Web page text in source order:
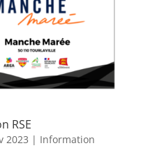
RSE
2023 | Information